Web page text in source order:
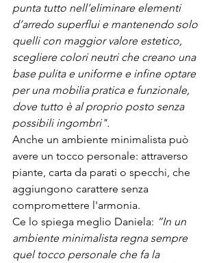
punta tutto nell’eliminare elementi
d’arredo superflui e mantenendo solo
quelli con maggior valore estetico,
scegliere colori neutri che creano una
base pulita e uniforme e infine optare
per una mobilia pratica e funzionale,
dove tutto è al proprio posto senza
possibili ingombri".
Anche un ambiente minimalista può
avere un tocco personale: attraverso
piante, carta da parati o specchi, che
aggiungono carattere senza
compromettere l'armonia.
Ce lo spiega meglio Daniela: “In un
ambiente minimalista regna sempre
quel tocco personale che fa la